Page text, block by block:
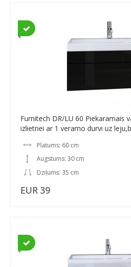
Furnitech DR/LU 60 Piekaramais
izlietnei ar 1 veramo durvi uz
Platums: 60 cm
Augstums: 30 cm
Dziļums: 35 cm
EUR 39